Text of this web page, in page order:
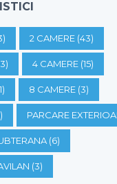
2 CAMERE (43)
4 CAMERE (15)
8 CAMERE (3)
PARCARE
(6)
(3)